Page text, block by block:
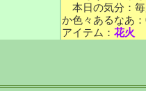
本日の気分：毎
か色々あるなあ
アイテム： 花火